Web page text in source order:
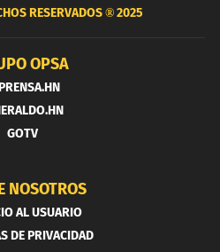
RESERVADOS ®2025
OPSA
GOTV
NOSOTROS
AL USUARIO
DE PRIVACIDAD